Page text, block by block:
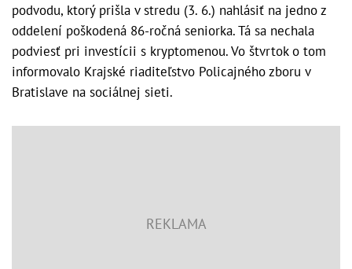
podvodu, ktorý prišla v stredu (3. 6.) nahlásiť na jedno z
oddelení poškodená 86-ročná seniorka. Tá sa nechala
podviesť pri investícii s kryptomenou. Vo štvrtok o tom
informovalo Krajské riaditeľstvo Policajného zboru v
Bratislave na sociálnej sieti.